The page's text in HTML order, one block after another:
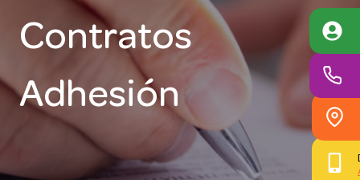
Contratos
Adhesión